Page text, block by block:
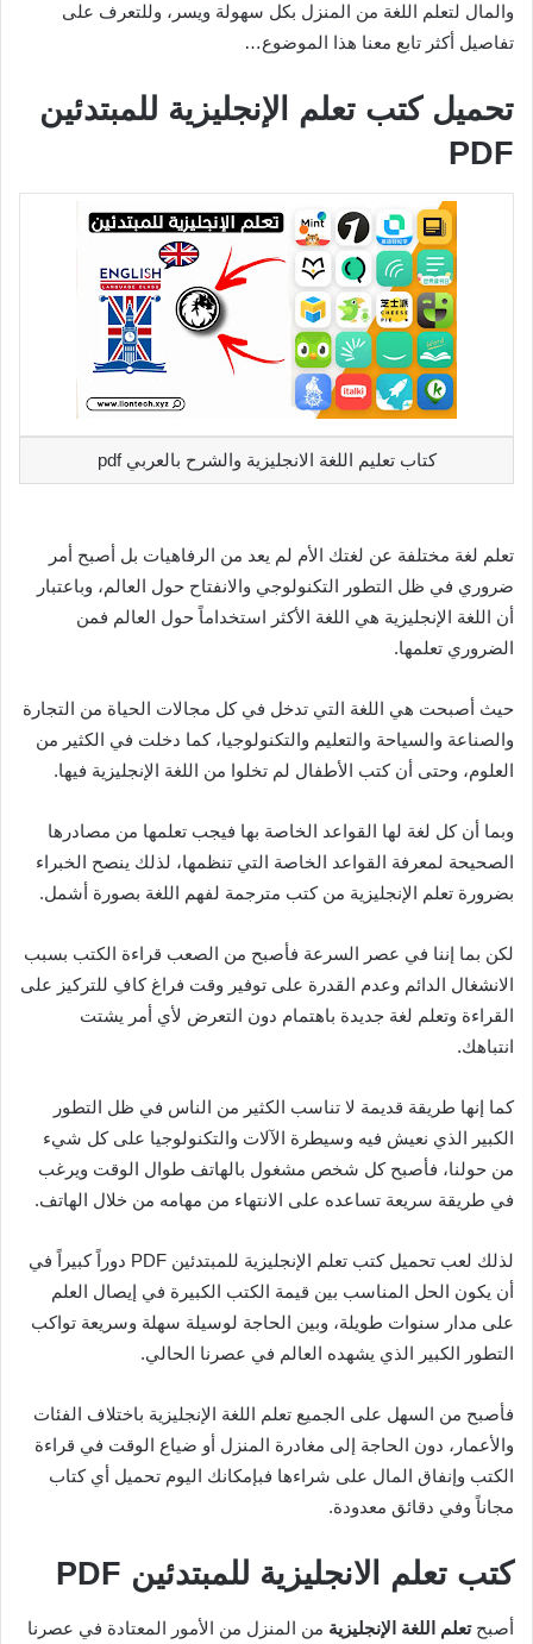
والمال لتعلم اللغة من المنزل بكل سهولة ويسر، وللتعرف على
تفاصيل أكثر تابع معنا هذا الموضوع…
تحميل كتب تعلم الإنجليزية للمبتدئين
PDF
كتاب تعليم اللغة الانجليزية والشرح بالعربي pdf
تعلم لغة مختلفة عن لغتك الأم لم يعد من الرفاهيات بل أصبح أمر
ضروري في ظل التطور التكنولوجي والانفتاح حول العالم، وباعتبار
أن اللغة الإنجليزية هي اللغة الأكثر استخداماً حول العالم فمن
الضروري تعلمها.
حيث أصبحت هي اللغة التي تدخل في كل مجالات الحياة من التجارة
والصناعة والسياحة والتعليم والتكنولوجيا، كما دخلت في الكثير من
العلوم، وحتى أن كتب الأطفال لم تخلوا من اللغة الإنجليزية فيها.
وبما أن كل لغة لها القواعد الخاصة بها فيجب تعلمها من مصادرها
الصحيحة لمعرفة القواعد الخاصة التي تنظمها، لذلك ينصح الخبراء
بضرورة تعلم الإنجليزية من كتب مترجمة لفهم اللغة بصورة أشمل.
لكن بما إننا في عصر السرعة فأصبح من الصعب قراءة الكتب بسبب
الانشغال الدائم وعدم القدرة على توفير وقت فراغ كافِ للتركيز على
القراءة وتعلم لغة جديدة باهتمام دون التعرض لأي أمر يشتت
انتباهك.
كما إنها طريقة قديمة لا تناسب الكثير من الناس في ظل التطور
الكبير الذي نعيش فيه وسيطرة الآلات والتكنولوجيا على كل شيء
من حولنا، فأصبح كل شخص مشغول بالهاتف طوال الوقت ويرغب
في طريقة سريعة تساعده على الانتهاء من مهامه من خلال الهاتف.
لذلك لعب تحميل كتب تعلم الإنجليزية للمبتدئين PDF دوراً كبيراً في
أن يكون الحل المناسب بين قيمة الكتب الكبيرة في إيصال العلم
على مدار سنوات طويلة، وبين الحاجة لوسيلة سهلة وسريعة تواكب
التطور الكبير الذي يشهده العالم في عصرنا الحالي.
فأصبح من السهل على الجميع تعلم اللغة الإنجليزية باختلاف الفئات
والأعمار، دون الحاجة إلى مغادرة المنزل أو ضياع الوقت في قراءة
الكتب وإنفاق المال على شراءها فبإمكانك اليوم تحميل أي كتاب
مجاناً وفي دقائق معدودة.
كتب تعلم الانجليزية للمبتدئين PDF
أصبحتعلم اللغة الإنجليزية من المنزل من الأمور المعتادة في عصرنا